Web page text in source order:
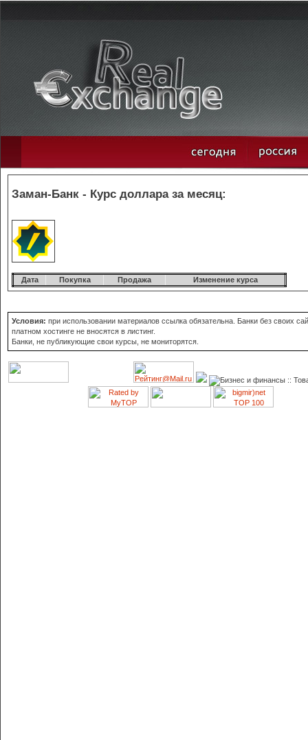
Заман-Банк - Курс доллара за месяц:
Дата Покупка Продажа Изменение курса
Условия: при использовании материалов ссылка обязательна. Банки без своих
платном хостинге не вносятся в листинг.
Банки, не публикующие свои курсы, не мониторятся.